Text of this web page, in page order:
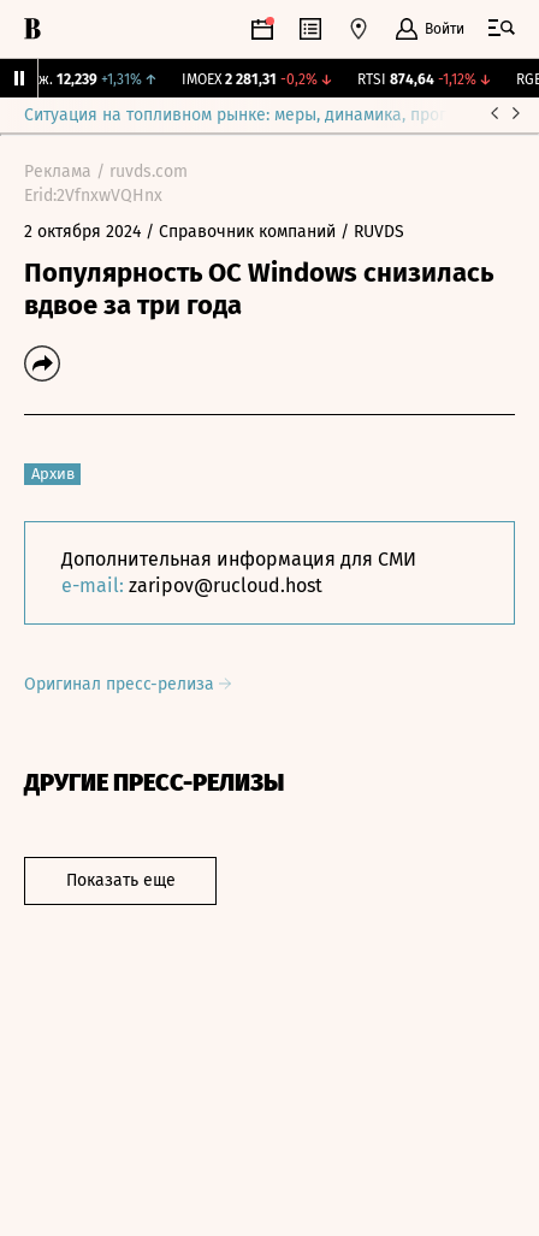
Войти
Бирж. 12,239 +1,31% ↑ IMOEX 2 281,31 -0,2%↓ RTSI 874,64 -1,12%↓ RGBI
Ситуация на топливном рынке: меры, динамика, прогнозы
Реклама / ruvds.com
Erid:2VfnxwVQHnx
2 октября 2024 / Справочник компаний / RUVDS
Популярность ОС Windows снизилась
вдвое за три года
Архив
Дополнительная информация для СМИ
e-mail: zaripov@rucloud.host
Оригинал пресс-релиза
ДРУГИЕ ПРЕСС-РЕЛИЗЫ
Показать еще